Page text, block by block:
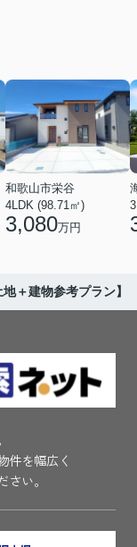
和歌山市栄谷
4LDK (98.71㎡)
3,080万円
建物参考プラン】
件を幅広く
い。